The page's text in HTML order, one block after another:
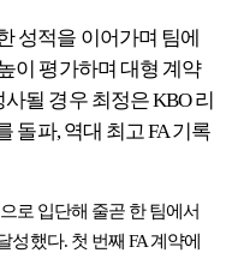
성적을 이어가며 팀에
이 평가하며 대형 계약
될 경우 최정은 KBO 리
돌파, 역대 최고 FA 기록
로 입단해 줄곧 한 팀에서
성했다. 첫 번째 FA 계약에